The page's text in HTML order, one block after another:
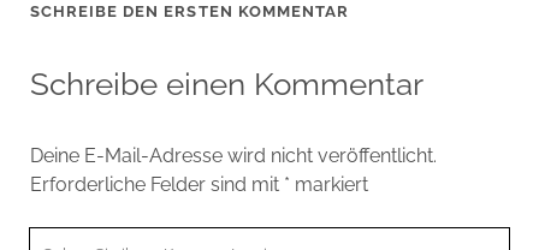
SCHREIBE DEN ERSTEN KOMMENTAR
Schreibe einen Kommentar
Deine E-Mail-Adresse wird nicht veröffentlicht.
Erforderliche Felder sind mit * markiert